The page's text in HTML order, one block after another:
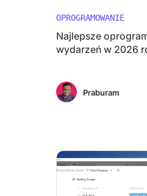
OPROGRAMOWANIE
Najlepsze
wydarzeń w 2026
Praburam